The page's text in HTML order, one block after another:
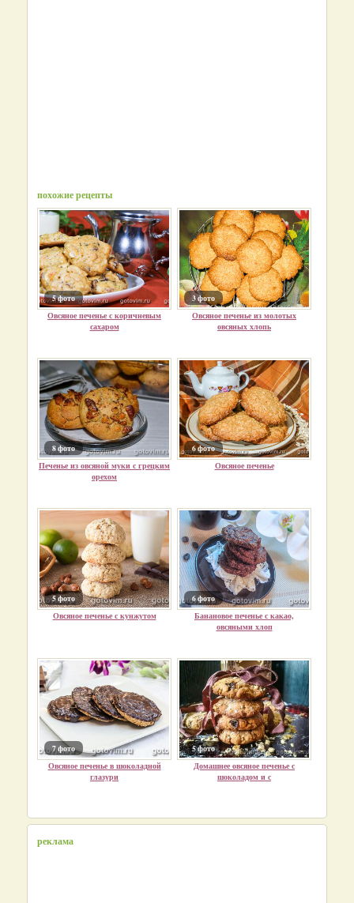
похожие рецепты
5 фото
Овсяное печенье с коричневым
сахаром
3 фото
Овсяное печенье из молотых
овсяных хлопь
8 фото
Печенье из овсяной муки с грецким
орехом
6 фото
Овсяное печенье
5 фото
Овсяное печенье с кунжутом
6 фото
Банановое печенье с какао,
овсяными хлоп
7 фото
Овсяное печенье в шоколадной
глазури
5 фото
Домашнее овсяное печенье с
шоколадом и с
реклама